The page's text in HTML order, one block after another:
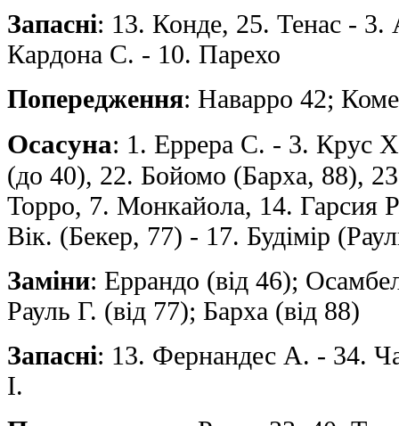
Запасні: 13. Конде, 25. Тенас - 3.
Кардона С. - 10. Парехо
Попередження: Наварро 42;
Осасуна: 1. Еррера С. - 3. Крус
(до 40), 22. Бойомо (Барха, 88),
Торро, 7. Монкайола, 14. Гарсия
Вiк. (Бекер, 77) - 17. Будімір
Заміни: Еррандо (від 46);
Рауль Г. (від 77); Барха (від 88)
Запасні: 13. Фернандес А. - 34.
І.